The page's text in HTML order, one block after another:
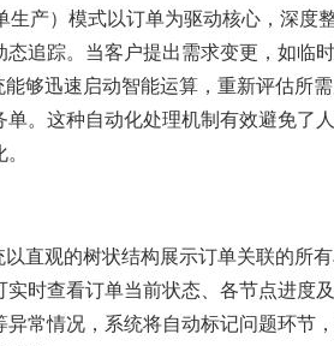
生产）模式以订单为驱动核心，深度
追踪。当客户提出需求变更，如临时
够迅速启动智能运算，重新评估所
。这种自动化处理机制有效避免了
直观的树状结构展示订单关联的所
时查看订单当前状态、各节点进度
常情况，系统将自动标记问题环节